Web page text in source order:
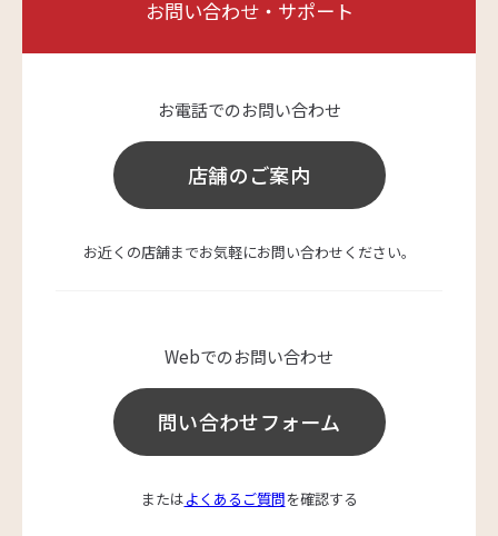
お問い合わせ・サポート
お電話でのお問い合わせ
店舗のご案内
お近くの店舗までお気軽にお問い合わせください。
Webでのお問い合わせ
問い合わせフォーム
またはよくあるご質問を確認する